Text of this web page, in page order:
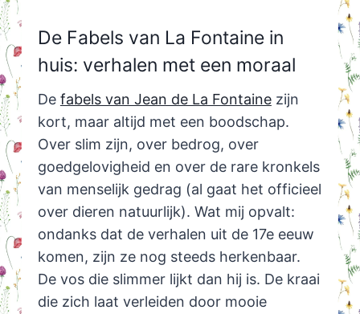
De Fabels van La Fontaine in
huis: verhalen met een moraal
De fabels van Jean de La Fontainezijn
kort, maar altijd met een boodschap.
Over slim zijn, over bedrog, over
goedgelovigheid en over de rare kronkels
van menselijk gedrag (al gaat het officieel
over dieren natuurlijk). Wat mij opvalt:
ondanks dat de verhalen uit de 17e eeuw
komen, zijn ze nog steeds herkenbaar.
De vos die slimmer lijkt dan hij is. De kraai
die zich laat verleiden door mooie